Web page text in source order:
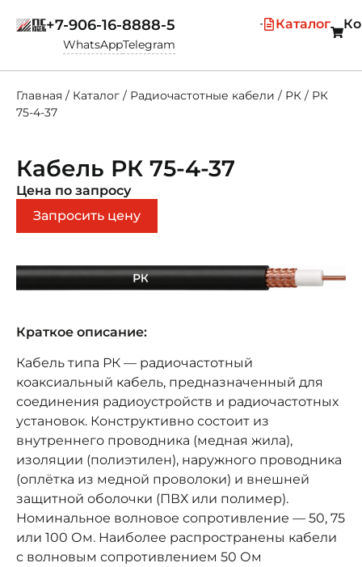
Каталог
+7-906-16-8888-5
WhatsAppTelegram
Главная / Каталог / Радиочастотные кабели / РК / РК
75-4-37
Кабель РК 75-4-37
Цена по запросу
Запросить цену
Краткое описание:
Кабель типа РК — радиочастотный
коаксиальный кабель, предназначенный для
соединения радиоустройств и радиочастотных
установок. Конструктивно состоит из
внутреннего проводника (медная жила),
изоляции (полиэтилен), наружного проводника
(оплётка из медной проволоки) и внешней
защитной оболочки (ПВХ или полимер).
Номинальное волновое сопротивление — 50, 75
или 100 Ом. Наиболее распространены кабели
с волновым сопротивлением 50 Ом